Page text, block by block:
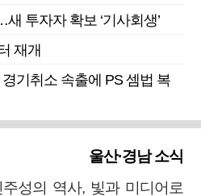
투자자 확보 ‘기사회생’
재개
기취소 속출에 PS 셈법 복
울산·경남 소식
주성의 역사, 빛과 미디어로